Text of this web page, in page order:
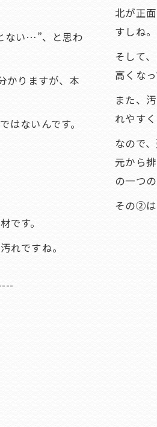
ない…”、と思わ
かりますが、本
ないんです。
です。
れですね。
北が正
すしね。
そして
高くな
また、
れやす
なので
元から
の一つの
その②は